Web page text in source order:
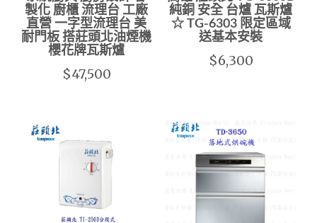
製化 廚櫃 流理台 工廠
直營 一字型流理台 美
耐門板 搭莊頭北油煙機
櫻花牌瓦斯爐
$47,500
純銅 安全 台爐 瓦斯爐
☆ TG-6303 限定區域
送基本安裝
$6,300